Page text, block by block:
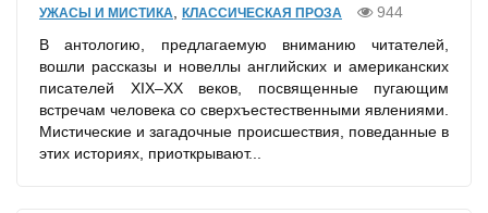
УЖАСЫ И МИСТИКА КЛАССИЧЕСКАЯ ПРОЗА
944
В антологию, предлагаемую вниманию читателей,
вошли рассказы и новеллы английских и американских
писателей XIX–XX веков, посвященные пугающим
встречам человека со сверхъестественными явлениями.
Мистические и загадочные происшествия, поведанные в
этих историях, приоткрывают...